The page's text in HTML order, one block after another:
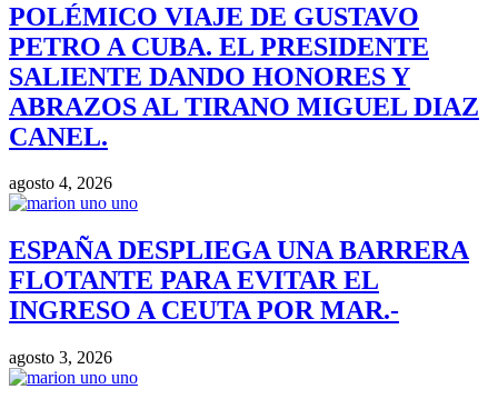
POLÉMICO VIAJE DE GUSTAVO
PETRO A CUBA. EL PRESIDENTE
SALIENTE DANDO HONORES Y
ABRAZOS AL TIRANO MIGUEL DIAZ
CANEL.
agosto 4, 2026
ESPAÑA DESPLIEGA UNA BARRERA
FLOTANTE PARA EVITAR EL
INGRESO A CEUTA POR MAR.-
agosto 3, 2026